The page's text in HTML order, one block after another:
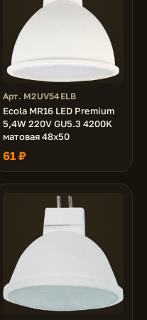
Арт. M2UV54ELB
Ecola MR16 LED Premium
5,4W 220V GU5.3 4200K
матовая 48x50
61 ₽